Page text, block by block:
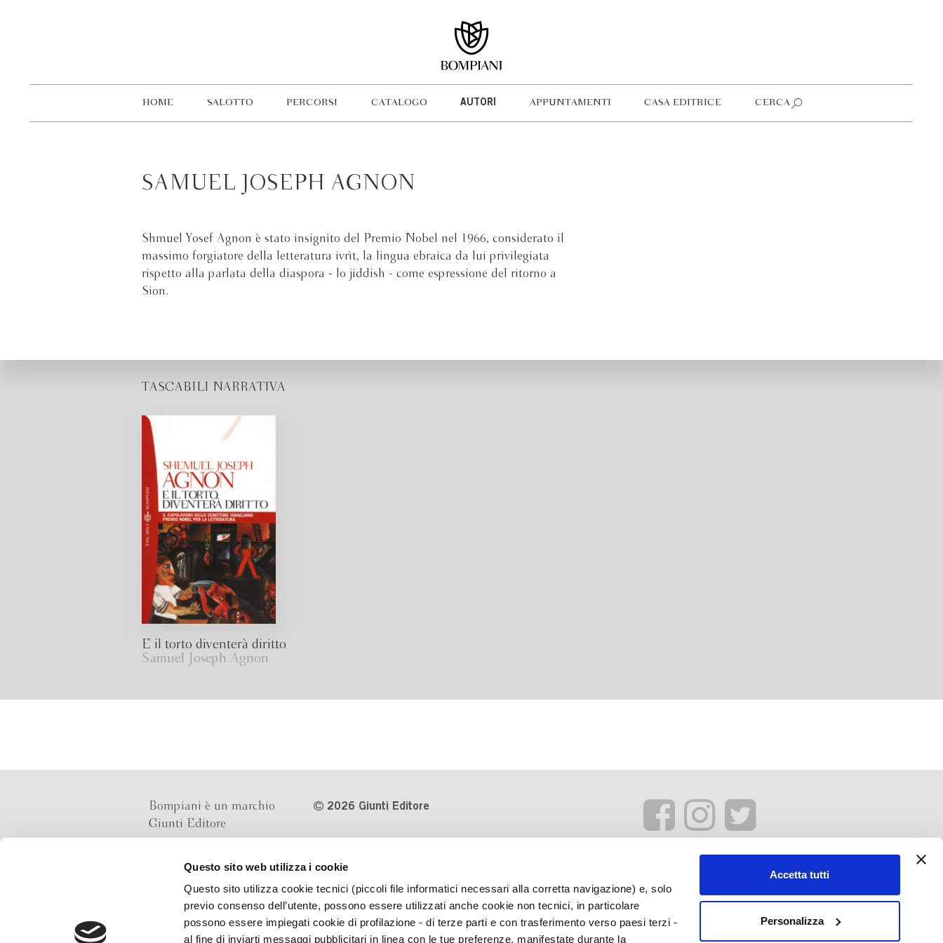
Questo sito web utilizza i cookie
Questo sito utilizza cookie tecnici (piccoli file informatici necessari alla corretta navigazione) e, solo
previo consenso dell’utente, possono essere utilizzati anche cookie non tecnici, in particolare
possono essere impiegati cookie di profilazione - di terze parti e con trasferimento verso paesi terzi -
al fine di inviarti messaggi pubblicitari in linea con le tue preferenze, manifestate durante la
Accetta tutti
Personalizza
HOME SALOTTO PERCORSI CATALOGO AUTORI APPUNTAMENTI CASA EDITRICE CERCA
SAMUEL JOSEPH AGNON
Shmuel Yosef Agnon è stato insignito del Premio Nobel nel 1966, considerato il
massimo forgiatore della letteratura ivrìt, la lingua ebraica da lui privilegiata
rispetto alla parlata della diaspora - lo jiddish - come espressione del ritorno a
Sion.
TASCABILI NARRATIVA
E il torto diventerà diritto
Samuel Joseph Agnon
Bompiani è un marchio
Giunti Editore
Via Bolognese 165,
50139 Firenze
2026 Giunti Editore
Numero d'iscrizione al Registro
Imprese di Milano REA 1327444